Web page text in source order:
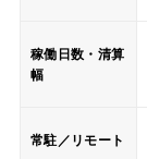
稼働日数・清算
幅
常駐／リモート